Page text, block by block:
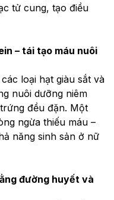
tử cung, tạo điều
– tái tạo máu nuôi
loại hạt giàu sắt và
nuôi dưỡng niêm
đều đặn. Một
ngừa thiếu máu –
năng sinh sản ở nữ
đường huyết và